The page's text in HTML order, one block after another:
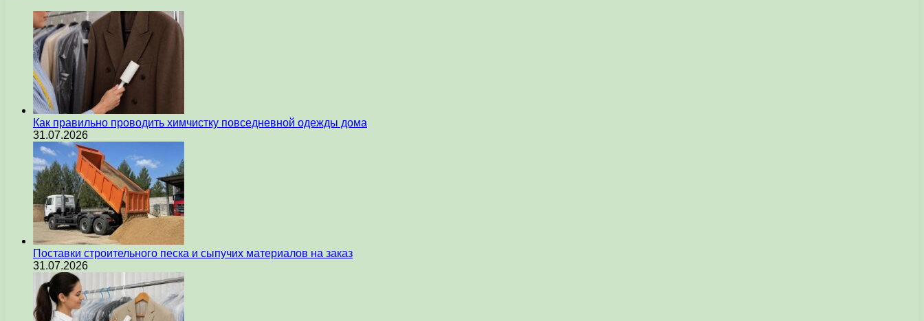
Как правильно проводить химчистку повседневной одежды дома
31.07.2026
Поставки строительного песка и сыпучих материалов на заказ
31.07.2026